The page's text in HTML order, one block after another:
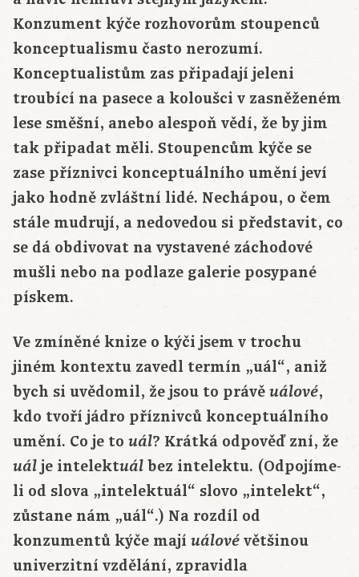
Konzument kýče rozhovorům stoupenců
konceptualismu často nerozumí.
Konceptualistům zas připadají jeleni
troubící na pasece a koloušci v zasněženém
lese směšní, anebo alespoň vědí, že by jim
tak připadat měli. Stoupencům kýče se
zase příznivci konceptuálního umění jeví
jako hodně zvláštní lidé. Nechápou, o čem
stále mudrují, a nedovedou si představit, co
se dá obdivovat na vystavené záchodové
mušli nebo na podlaze galerie posypané
pískem.
Ve zmíněné knize o kýči jsem v trochu
jiném kontextu zavedl termín „uál“, aniž
bych si uvědomil, že jsou to právě uálové,
kdo tvoří jádro příznivců konceptuálního
umění. Co je to uál? Krátká odpověď zní, že
uál je intelektuál bez intelektu. (Odpojíme-
li od slova „intelektuál“ slovo „intelekt“,
zůstane nám „uál“.) Na rozdíl od
konzumentů kýče mají uálové většinou
univerzitní vzdělání, zpravidla